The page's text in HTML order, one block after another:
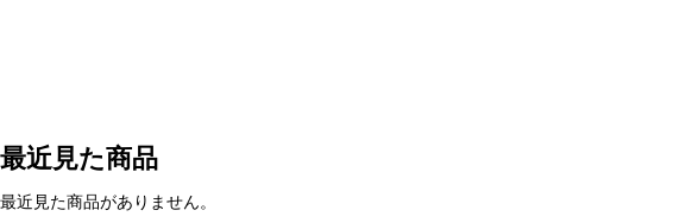
最近見た商品
最近見た商品がありません。